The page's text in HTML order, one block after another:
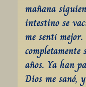
mañana
intestino se
me sentí
años. Ya han
Dios me sanó,